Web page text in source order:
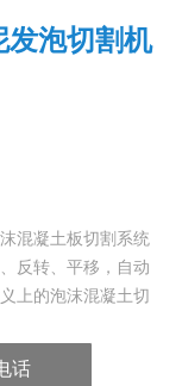
发泡切割机
混凝土板切割系统
反转、平移，自动
上的泡沫混凝土切
话